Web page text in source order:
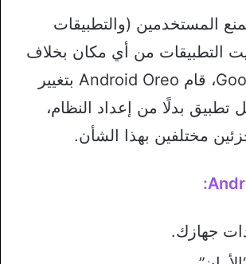
المستخدمين (والتطبيقات
التطبيقات من أي مكان بخلاف
متجر Google Play، قام Android Oreo بتغيير
تطبيق بدلًا من إعداد النظام،
مختلفين بهذا الشأن.
جهازك.